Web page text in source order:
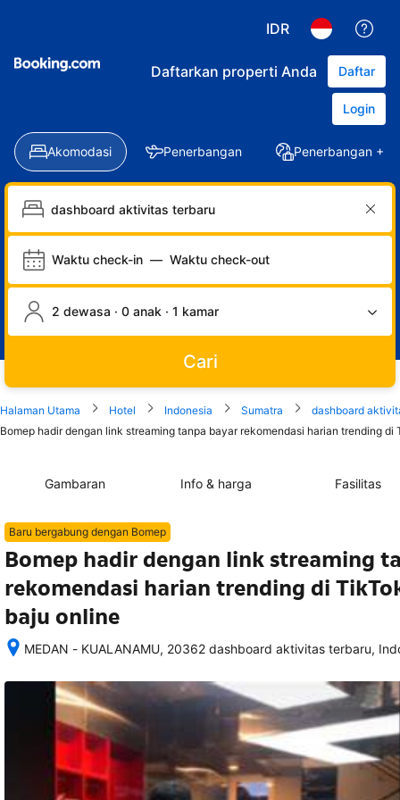
IDR
Daftarkan properti Anda Daftar
Login
Akomodasi Penerbangan Penerbangan +
Waktu check-in — Waktu check-out
2 dewasa · 0 anak · 1 kamar
Cari
Halaman Utama Hotel Indonesia Sumatra
dashboard
Bomep hadir dengan link streaming tanpa bayar rekomendasi harian trending
Gambaran Info & harga Fasilitas
Baru bergabung dengan Bomep
Bomep hadir dengan link streaming
rekomendasi harian trending di
baju online
MEDAN - KUALANAMU, 20362 dashboard aktivitas terbaru,
memesan,
semua
rincian
akomodasi
termasuk
nomor
telepon